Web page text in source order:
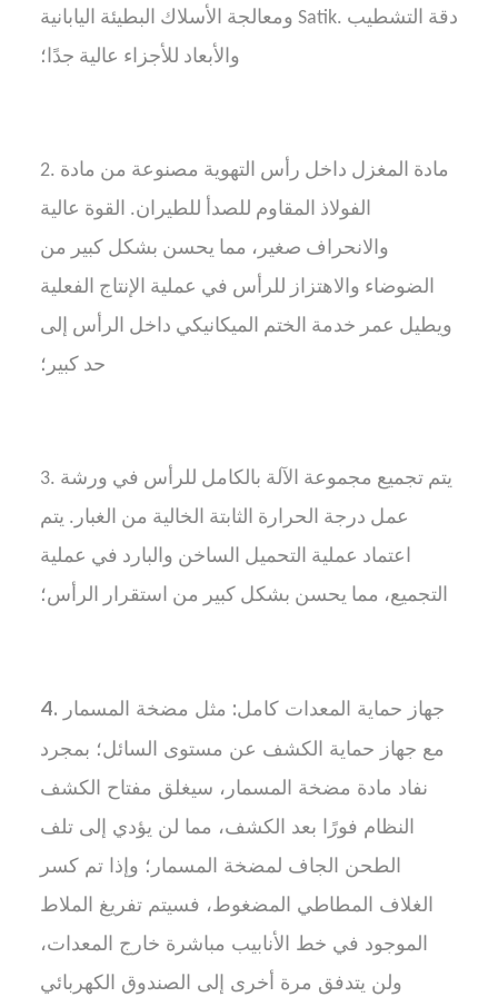
ومعالجة الأسلاك البطيئة اليابانية Satik. دقة التشطيب
والأبعاد للأجزاء عالية جدًا؛
2. مادة المغزل داخل رأس التهوية مصنوعة من مادة
الفولاذ المقاوم للصدأ للطيران. القوة عالية
والانحراف صغير، مما يحسن بشكل كبير من
الضوضاء والاهتزاز للرأس في عملية الإنتاج الفعلية
ويطيل عمر خدمة الختم الميكانيكي داخل الرأس إلى
حد كبير؛
3. يتم تجميع مجموعة الآلة بالكامل للرأس في ورشة
عمل درجة الحرارة الثابتة الخالية من الغبار. يتم
اعتماد عملية التحميل الساخن والبارد في عملية
التجميع، مما يحسن بشكل كبير من استقرار الرأس؛
4. جهاز حماية المعدات كامل: مثل مضخة المسمار
مع جهاز حماية الكشف عن مستوى السائل؛ بمجرد
نفاد مادة مضخة المسمار، سيغلق مفتاح الكشف
النظام فورًا بعد الكشف، مما لن يؤدي إلى تلف
الطحن الجاف لمضخة المسمار؛ وإذا تم كسر
الغلاف المطاطي المضغوط، فسيتم تفريغ الملاط
الموجود في خط الأنابيب مباشرة خارج المعدات،
ولن يتدفق مرة أخرى إلى الصندوق الكهربائي